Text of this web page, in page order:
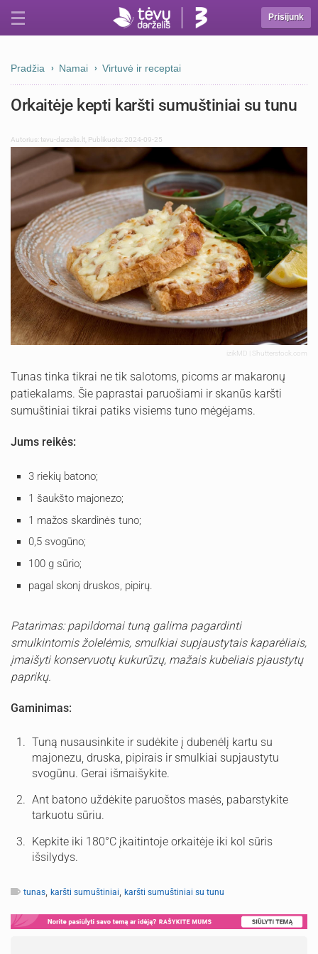
Prisijunk
Pradžia Namai Virtuvė ir receptai
Orkaitėje kepti karšti sumuštiniai su tunu
Autorius:tevu-darzelis.lt Publikuota: 2024-09-25
izikMD | Shutterstock.com
Tunas tinka tikrai ne tik salotoms, picoms ar makaronų
patiekalams. Šie paprastai paruošiami ir skanūs karšti
sumuštiniai tikrai patiks visiems tuno mėgėjams.
Jums reikės:
3 riekių batono;
1 šaukšto majonezo;
1 mažos skardinės tuno;
0,5 svogūno;
100 g sūrio;
pagal skonį druskos, pipirų.
Patarimas: papildomai tuną galima pagardinti
smulkintomis žolelėmis, smulkiai supjaustytais kaparėliais,
įmaišyti konservuotų kukurūzų, mažais kubeliais pjaustytų
paprikų.
Gaminimas:
Tuną nusausinkite ir sudėkite į dubenėlį kartu su
majonezu, druska, pipirais ir smulkiai supjaustytu
svogūnu. Gerai išmaišykite.
Ant batono uždėkite paruoštos masės, pabarstykite
tarkuotu sūriu.
Kepkite iki 180°C įkaitintoje orkaitėje iki kol sūris
išsilydys.
tunas, karšti sumuštiniai, karšti sumuštiniai su tunu